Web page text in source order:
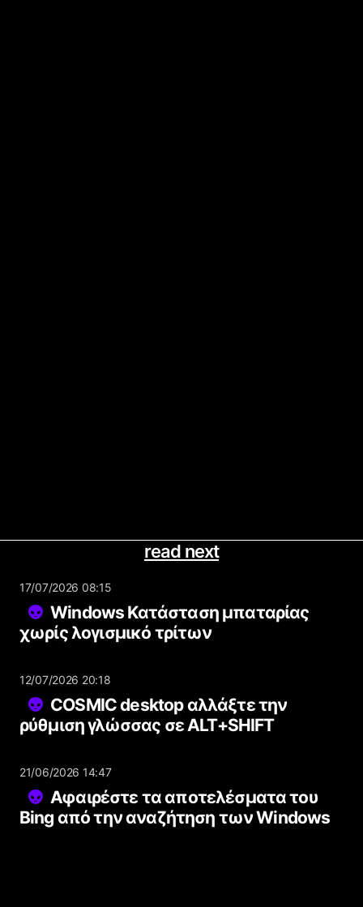
read next
17/07/2026 08:15
Windows Κατάσταση μπαταρίας
χωρίς λογισμικό τρίτων
12/07/2026 20:18
COSMIC desktop αλλάξτε την
ρύθμιση γλώσσας σε ALT+SHIFT
21/06/2026 14:47
Αφαιρέστε τα αποτελέσματα του
Bing από την αναζήτηση των Windows